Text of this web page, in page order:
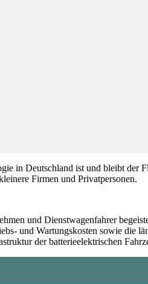
in Deutschland ist und bleibt der
Firmen und Privatpersonen.
und Dienstwagenfahrer
und Wartungskosten sowie die
der batterieelektrischen